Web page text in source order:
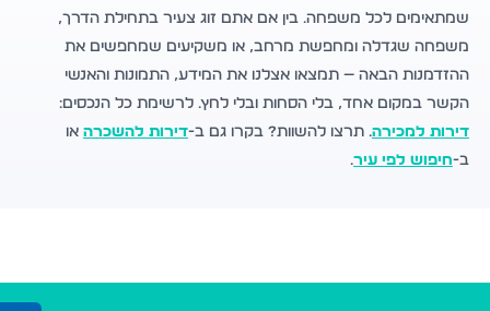
שמתאימים לכל משפחה. בין אם אתם זוג צעיר בתחילת הדרך,
משפחה שגדלה ומחפשת מרחב, או משקיעים שמחפשים את
ההזדמנות הבאה — תמצאו אצלנו את המידע, התמונות והאנשי
הקשר במקום אחד, בלי הסחות ובלי לחץ. לרשימת כל הנכסים:
דירות למכירה. תרצו להשוות? בקרו גם ב-דירות להשכרה או
ב-חיפוש לפי עיר.